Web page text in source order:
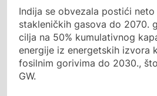
Indija se obvezala postići neto
stakleničkih gasova do 2070.
cilja na 50% kumulativnog
energije iz energetskih izvora
fosilnim gorivima do 2030.,
GW.